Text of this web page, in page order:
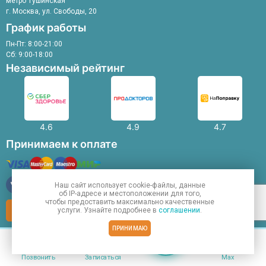
Позвонить Записаться
Max
г. Москва, ул. Свободы, 20
График работы
Пн-Пт: 8:00-21:00
Сб: 9:00-18:00
Независимый рейтинг
4.6 4.9 4.7
Принимаем к оплате
Записаться на прием
Наш сайт использует cookie-файлы, данные
об IP-адресеи местоположении для того,
чтобы предоставить максимально качественные
услуги. Узнайте подробнее в соглашении.
ПРИНИМАЮ